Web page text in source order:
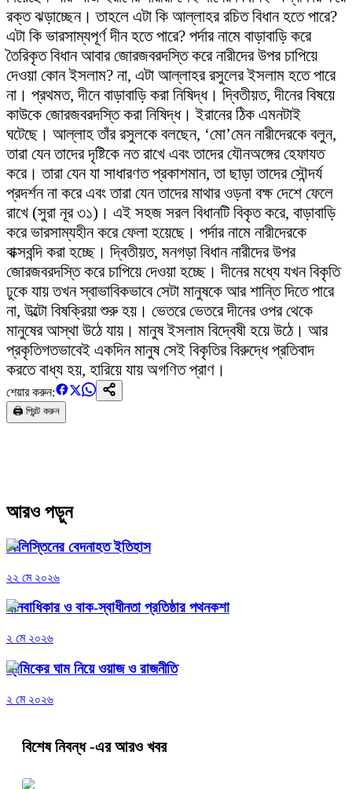
রক্ত ঝড়াচ্ছেন। তাহলে এটা কি আল্লাহর রচিত বিধান হতে পারে?
এটা কি ভারসাম্যপূর্ণ দীন হতে পারে? পর্দার নামে বাড়াবাড়ি করে
তৈরিকৃত বিধান আবার জোরজবরদস্তি করে নারীদের উপর চাপিয়ে
দেওয়া কোন ইসলাম? না, এটা আল্লাহর রসুলের ইসলাম হতে পারে
না। প্রথমত, দীনে বাড়াবাড়ি করা নিষিদ্ধ। দ্বিতীয়ত, দীনের বিষয়ে
কাউকে জোরজবরদস্তি করা নিষিদ্ধ। ইরানের ঠিক এমনটাই
ঘটেছে। আল্লাহ তাঁর রসুলকে বলছেন, ‘মো’মেন নারীদেরকে বলুন,
তারা যেন তাদের দৃষ্টিকে নত রাখে এবং তাদের যৌনঅঙ্গের হেফাযত
করে। তারা যেন যা সাধারণত প্রকাশমান, তা ছাড়া তাদের সৌন্দর্য
প্রদর্শন না করে এবং তারা যেন তাদের মাথার ওড়না বক্ষ দেশে ফেলে
রাখে (সুরা নূর ৩১)। এই সহজ সরল বিধানটি বিকৃত করে, বাড়াবাড়ি
করে ভারসাম্যহীন করে ফেলা হয়েছে। পর্দার নামে নারীদেরকে
বাক্সবন্দি করা হচ্ছে। দ্বিতীয়ত, মনগড়া বিধান নারীদের উপর
জোরজবরদস্তি করে চাপিয়ে দেওয়া হচ্ছে। দীনের মধ্যে যখন বিকৃতি
ঢুকে যায় তখন স্বাভাবিকভাবে সেটা মানুষকে আর শান্তি দিতে পারে
না, উল্টো বিষক্রিয়া শুরু হয়। ভেতরে ভেতরে দীনের ওপর থেকে
মানুষের আস্থা উঠে যায়। মানুষ ইসলাম বিদ্বেষী হয়ে উঠে। আর
প্রকৃতিগতভাবেই একদিন মানুষ সেই বিকৃতির বিরুদ্ধে প্রতিবাদ
করতে বাধ্য হয়, হারিয়ে যায় অগণিত প্রাণ।
শেয়ার করুন:
🖨️ প্রিন্ট করুন
আরও পড়ুন
ফিলিস্তিনের বেদনাহত ইতিহাস
২২ মে ২০২৬
মানবাধিকার ও বাক-স্বাধীনতা প্রতিষ্ঠার পথনকশা
২ মে ২০২৬
শ্রমিকের ঘাম নিয়ে ওয়াজ ও রাজনীতি
২ মে ২০২৬
বিশেষ নিবন্ধ-এর আরও খবর